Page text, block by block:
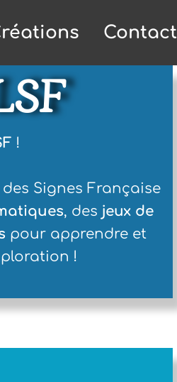
Contact
!
Signes Française
, des jeux de
pour apprendre et
!